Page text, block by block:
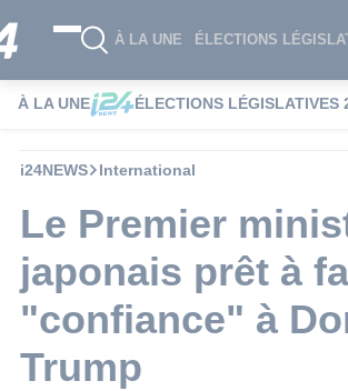
À LA UNE ÉLECTIONS
À LA UNE ÉLECTIONS LÉGISLATIVES
i24NEWS International
Le Premier
japonais prêt à
"confiance" à
Trump